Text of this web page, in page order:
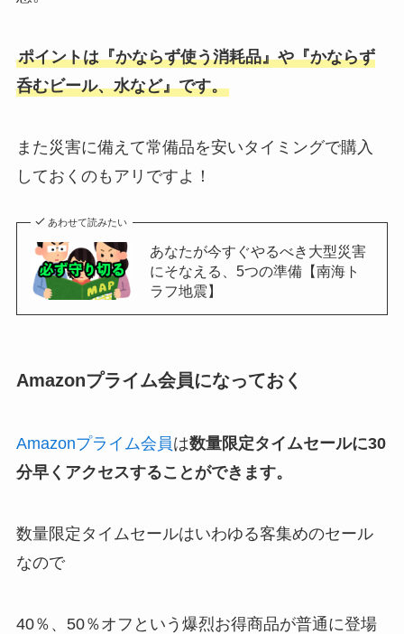
ポイントは『かならず使う消耗品』や『かならず
呑むビール、水など』です。
また災害に備えて常備品を安いタイミングで購入
しておくのもアリですよ！
あわせて読みたい
あなたが今すぐやるべき大型災害
にそなえる、5つの準備【南海ト
ラフ地震】
Amazonプライム会員になっておく
Amazonプライム会員は数量限定タイムセールに30
分早くアクセスすることができます。
数量限定タイムセールはいわゆる客集めのセール
なので
40％、50％オフという爆烈お得商品が普通に登場